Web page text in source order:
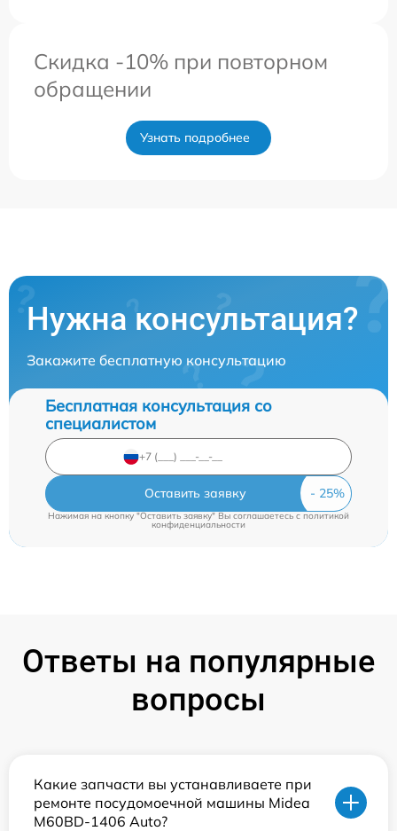
Скидка -10% при повторном
обращении
Узнать подробнее
Нужна консультация?
Закажите бесплатную консультацию
Бесплатная консультация со
специалистом
Оставить заявку
Нажимая на кнопку "Оставить заявку" Вы соглашаетесь cполитикой
конфиденциальности
Ответы на популярные
вопросы
Какие запчасти вы устанавливаете при
ремонте посудомоечной машины Midea
M60BD-1406 Auto?